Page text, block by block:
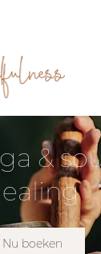
&
Nu boeken